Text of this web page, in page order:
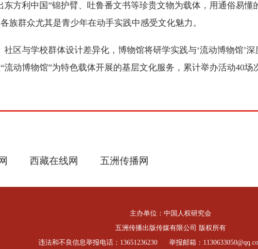
方利中国”锦护臂、吐鲁番文书等珍贵文物为载体，用通俗易
族群众尤其是青少年在动手实践中感受文化魅力。
区与学校群体设计差异化，博物馆将研学实践与‘流动博物馆’
动博物馆”为特色载体开展的基层文化服务，累计举办活动40场
西藏在线网 五洲传播网
主办单位：中国人权研究会
五洲传播出版传媒有限公司 版权所有
违法和不良信息举报电话：13651236230
举报邮箱：